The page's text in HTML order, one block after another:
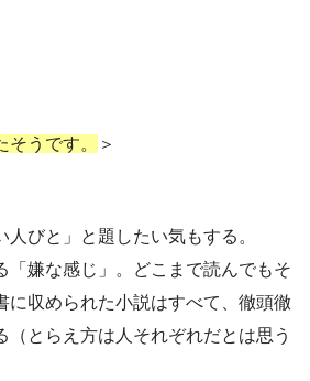
うです。
＞
びと」と題したい気もする。
嫌な感じ」。どこまで読んでもそ
に収められた小説はすべて、徹頭徹
（とらえ方は人それぞれだとは思う